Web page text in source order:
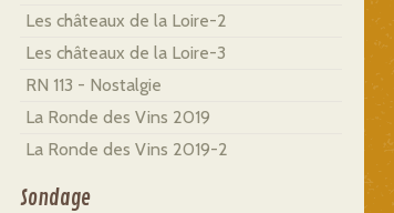
Les châteaux de la Loire-2
Les châteaux de la Loire-3
RN 113 - Nostalgie
La Ronde des Vins 2019
La Ronde des Vins 2019-2
Sondage